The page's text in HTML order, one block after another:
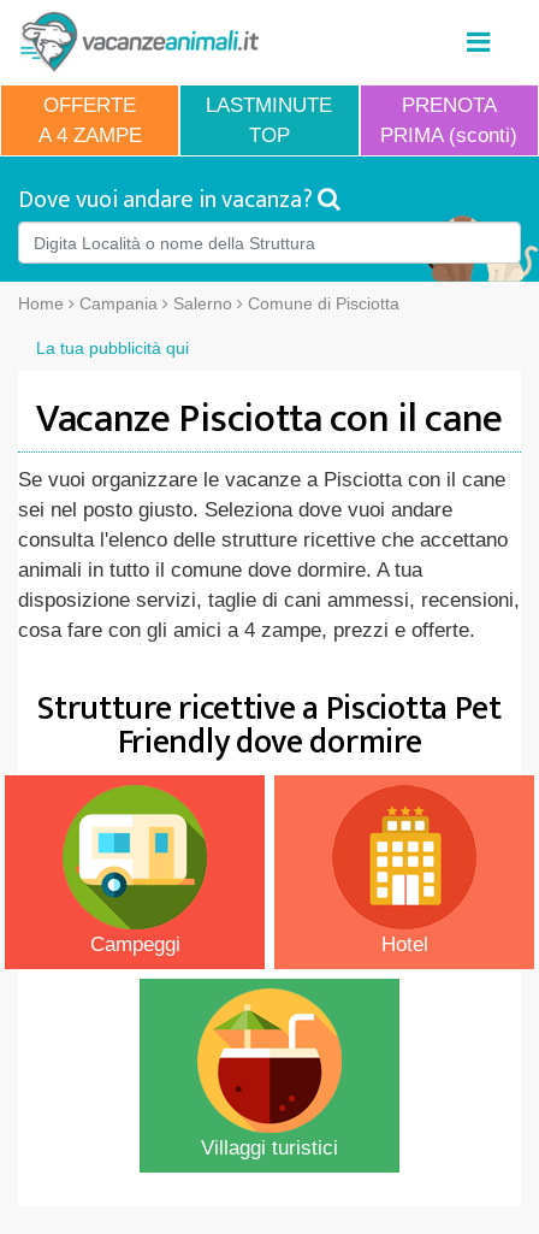
OFFERTE
A 4 ZAMPE
LASTMINUTE
TOP
PRENOTA
PRIMA (sconti)
Dove vuoi andare in vacanza?
Home Campania Salerno Comune di Pisciotta
La tua pubblicità qui
Vacanze Pisciotta con il cane
Se vuoi organizzare le vacanze a Pisciotta con il cane
sei nel posto giusto. Seleziona dove vuoi andare
consulta l'elenco delle strutture ricettive che accettano
animali in tutto il comune dove dormire. A tua
disposizione servizi, taglie di cani ammessi, recensioni,
cosa fare con gli amici a 4 zampe, prezzi e offerte.
Strutture ricettive a Pisciotta Pet
Friendly dove dormire
Campeggi Hotel
Villaggi turistici